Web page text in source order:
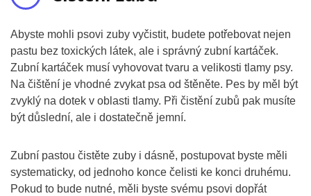
Abyste mohli psovi zuby vyčistit, budete potřebovat nejen
pastu bez toxických látek, ale i správný zubní kartáček.
Zubní kartáček musí vyhovovat tvaru a velikosti tlamy psy.
Na čištění je vhodné zvykat psa od štěněte. Pes by měl být
zvyklý na dotek v oblasti tlamy. Při čistění zubů pak musíte
být důslední, ale i dostatečně jemní.
Zubní pastou čistěte zuby i dásně, postupovat byste měli
systematicky, od jednoho konce čelisti ke konci druhému.
Pokud to bude nutné, měli byste svému psovi dopřát